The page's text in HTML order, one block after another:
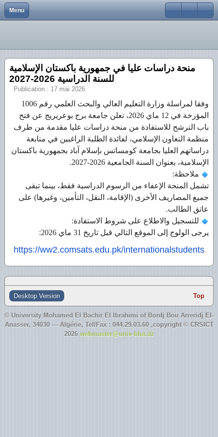
Menu Close
Vice-Rectorats
Recherche Scientifique
Bibliothèque
Facultés
EDCBBA
Contacts
Vice-rectorat de la formation supérieure de
Vice rectorat des relations extérieures, de la
Vice-Rectorat chargé du Développement, de la
Manifestations Scientifiques
Présentation
Coopération et partenariats
Perfectionnement à l’étranger
Service du Suivi du Programme de Réalisation et
Laboratoires de recherche
Dépôt Institutionnel
Portail National de Signalement des Thèses
Livres
Portail des revues scientifiques
Faculté des sciences de la nature et de la vie et
Faculté des mathématiques et de l'informatique
Faculté des lettres et des langues
Faculté des sciences sociales et humaines
Faculté de droit et des sciences politiques
Faculté des sciences économiques,
منحة دراسات عليا في جمهورية باكستان الإسلامية
للسنة الدراسية 2026-2027
Publication : 17 mai 2026
وفقا لمراسلة وزارة التعليم العالي والبحث العلمي رقم 1006
المؤرخة في 12 ماي 2026، تعلن جامعة برج بوعريريج عن فتح
باب الترشح للاستفادة من منحة دراسات عليا مقدمة من طرف
منظمة التعاون الإسلامي، لفائدة الطلبة الراغبين في متابعة
دراساتهم العليا بجامعة كومساتس بإسلام آباد بجمهورية باكستان
الإسلامية، بعنوان السنة الجامعية 2026-2027.
ملاحظة:
تشمل المنحة الإعفاء من الرسوم الدراسية فقط، بينما تبقى
جميع المصاريف الأخرى (الإقامة، النقل، التأمين، وغيرها) على
عاتق الطالب.
للتسجيل والاطلاع على شروط الاستفادة:
يرجى الولوج إلى الموقع التالي قبل تاريخ 31 ماي 2026:
https://ww2.comsats.edu.pk/internationalstudents
Desktop Version Top
© University Mohamed El Bachir El Ibrahimi of Bordj Bou Arreridj El-
Anasser, 34030 — Algérie, Tel/Fax: 044.29.03.60 ,copyright © CRSICT
2026 webmaster@univ-bba.dz